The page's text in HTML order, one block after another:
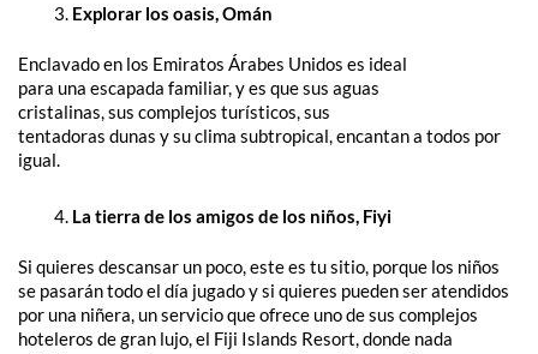
Explorar los oasis, Omán
Enclavado en los Emiratos Árabes Unidos es ideal
para una escapada familiar, y es que sus aguas
cristalinas, sus complejos turísticos, sus
tentadoras dunas y su clima subtropical, encantan a todos por
igual.
La tierra de los amigos de los niños, Fiyi
Si quieres descansar un poco, este es tu sitio, porque los niños
se pasarán todo el día jugado y si quieres pueden ser atendidos
por una niñera, un servicio que ofrece uno de sus complejos
hoteleros de gran lujo, el Fiji Islands Resort, donde nada